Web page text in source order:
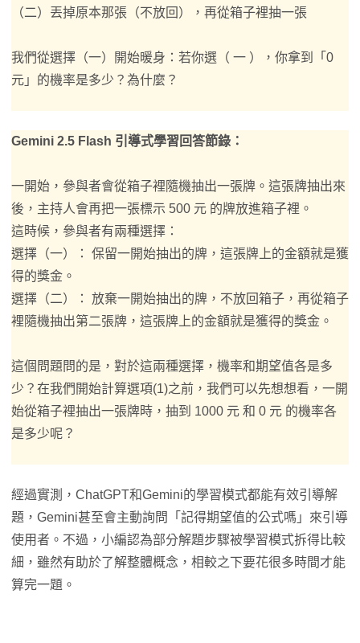
（二）丟掉原本那張（不放回），再從箱子裡抽一張
我們從選擇（一）開始暖身：若你選（ 一 ），你拿到「0
元」的機率是多少？為什麼？
Gemini 2.5 Flash 引導式學習回答節錄：
一開始，參與者會從箱子裡隨機抽出一張牌。這張牌抽出來
後，主持人會再把一張標示 500 元 的牌放進箱子裡。
這時候，參與者有兩種選擇：
選擇（一）： 保留一開始抽出的牌，這張牌上的金額就是獲
得的獎金。
選擇（二）： 放棄一開始抽出的牌，不放回箱子，再從箱子
裡隨機抽出第二張牌，這張牌上的金額就是獲得的獎金。
這個問題問的是，對於這兩種選擇，機率和期望值各是多
少？在我們開始計算選項(1)之前，我們可以先想想看，一開
始從箱子裡抽出一張牌時，抽到 1000 元 和 0 元 的機率各
是多少呢？
經過實測，ChatGPT和Gemini的學習模式都能有效引導解
題，Gemini甚至會主動詢問「記得期望值的公式嗎」來引導
使用者。不過，小編認為部分解題步驟被學習模式拆得比較
細，雖然有助於了解整體概念，相較之下要花很多時間才能
算完一題。